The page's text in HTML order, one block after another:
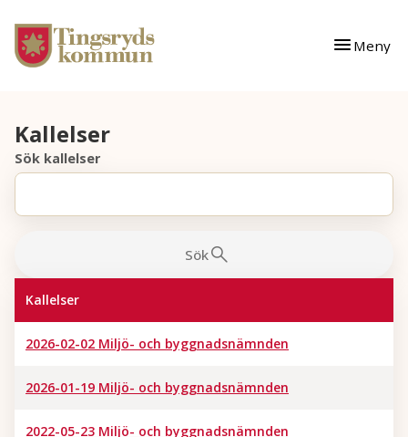
Gå till innehåll
Gå till huvudmeny
Meny
Kallelser
Sök kallelser
Sök
Kallelser
2026-02-02 Miljö- och byggnadsnämnden
2026-01-19 Miljö- och byggnadsnämnden
2022-05-23 Miljö- och byggnadsnämnden